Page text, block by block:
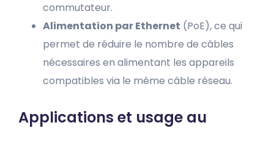
commutateur.
Alimentation par Ethernet (PoE), ce qui
permet de réduire le nombre de câbles
nécessaires en alimentant les appareils
compatibles via le même câble réseau.
Applications et usage au